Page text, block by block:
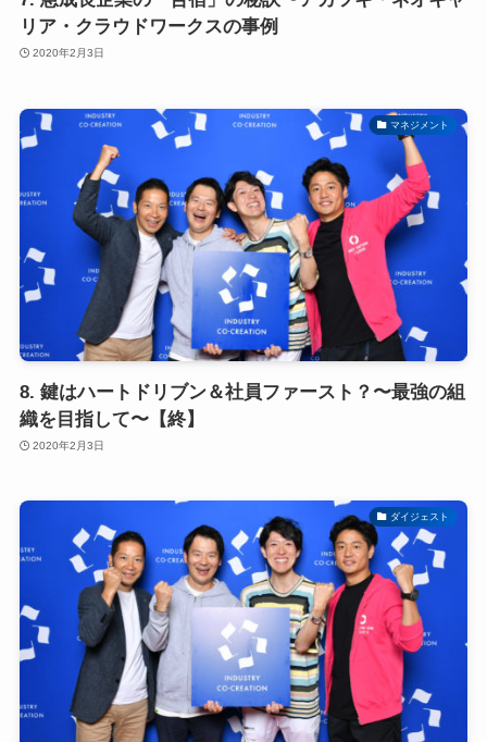
リア・クラウドワークスの事例
2020年2月3日
マネジメント
8. 鍵はハートドリブン＆社員ファースト？〜最強の組
織を目指して〜【終】
2020年2月3日
ダイジェスト